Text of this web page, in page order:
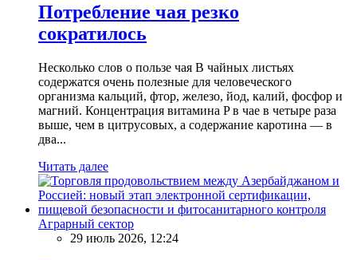
Потребление чая резко
сократилось
Несколько слов о пользе чая В чайных листьях
содержатся очень полезные для человеческого
организма кальций, фтор, железо, йод, калий, фосфор и
магний. Концентрация витамина P в чае в четыре раза
выше, чем в цитрусовых, а содержание каротина — в
два...
Читать далее
Аграрный сектор
29 июль 2026, 12:24